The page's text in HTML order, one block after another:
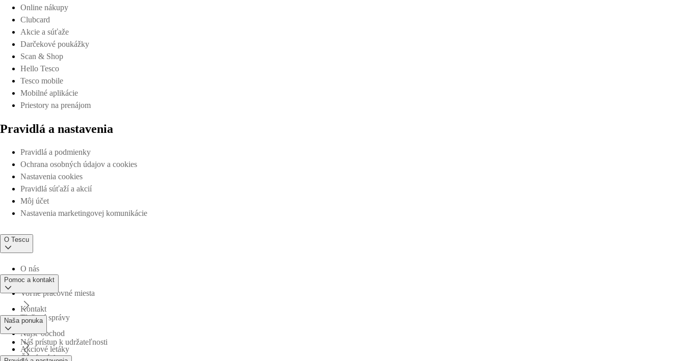
Online nákupy
Clubcard
Akcie a súťaže
Darčekové poukážky
Scan & Shop
Hello Tesco
Tesco mobile
Mobilné aplikácie
Priestory na prenájom
Pravidlá a nastavenia
Pravidlá a podmienky
Ochrana osobných údajov a cookies
Nastavenia cookies
Pravidlá súťaží a akcií
Môj účet
Nastavenia marketingovej komunikácie
O Tescu
O nás
Voľné pracovné miesta
Tlačové správy
Náš prístup k udržateľnosti
Pomoc a kontakt
Kontakt
Nájsť obchod
Časté otázky
Naša ponuka
Akciové letáky